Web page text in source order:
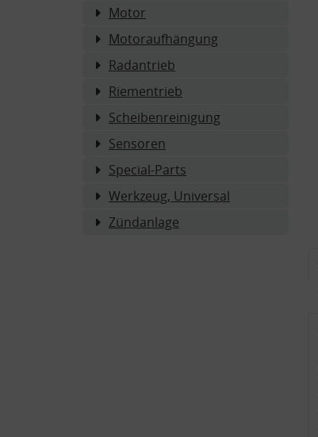
Motor
Motoraufhängung
Radantrieb
Riementrieb
Scheibenreinigung
Sensoren
Special-Parts
Werkzeug, Universal
Zündanlage